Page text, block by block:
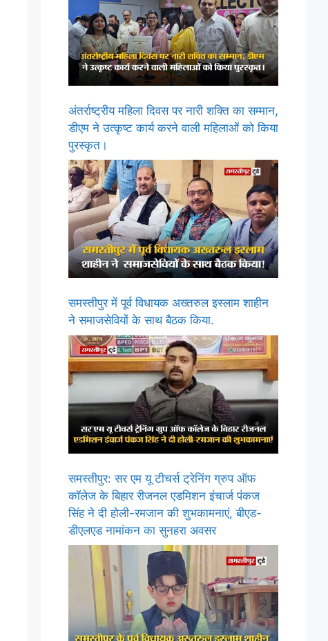
अंतर्राष्ट्रीय महिला दिवस पर नारी शक्ति का सम्मान,
डीएम ने उत्कृष्ट कार्य करने वाली महिलाओं को किया
पुरस्कृत।
समस्तीपुर में पूर्व विधायक अख्तरुल इस्लाम शाहीन
ने समाजसेवियों के साथ बैठक किया.
समस्तीपुर: सर एम यू टीचर्स ट्रेनिंग ग्रुप ऑफ
कॉलेज के बिहार रीजनल एडमिशन इंचार्ज पंकज
सिंह ने दी होली-रमजान की शुभकामनाएं, बीएड-
डीएलएड नामांकन का सुनहरा अवसर